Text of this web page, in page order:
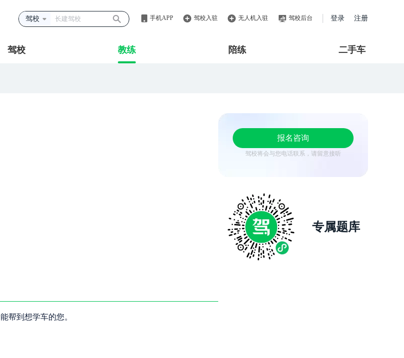
驾校 手机APP 驾校入驻 无人机入驻 驾校后台 登录 注册
驾校 教练 陪练 二手车
报名咨询
驾校将会与您电话联系，请留意接听
专属题库
帮到想学车的您。